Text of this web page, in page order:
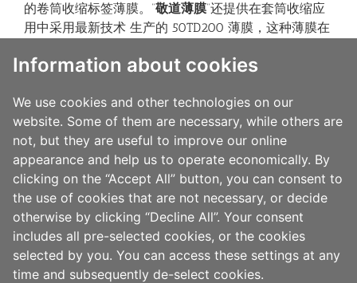
Information about cookies
We use cookies and other technologies on our
website. Some of them are necessary, while others are
not, but they are useful to improve our online
appearance and help us to operate economically. By
clicking on the “Accept All” button, you can consent to
the use of cookies that are not necessary, or decide
otherwise by clicking “Decline All”. Your consent
includes all pre-selected cookies, or the cookies
selected by you. You can access these settings at any
time and subsequently de-select cookies.
的卷筒收缩标签薄膜。“敬道薄膜”还提供在套筒收缩应
用中采用最新技术 生产的 50TD200 薄膜，这种薄膜在
这种新型标签薄膜的亮点之处在于可轻松地从PET瓶体
到标签薄膜和油墨的污染。
“敬道”的Label-Lyte™薄膜也适用于湿胶标签应用。我们
提供用于套筒贴标瓶体的标签薄膜有透明、 白色和镀
铝三种类型。“敬道”还有为适于平板印刷的单张标签设
计的薄膜，这种单张标签薄膜通常适用于热熔性裁切和
堆叠应用。